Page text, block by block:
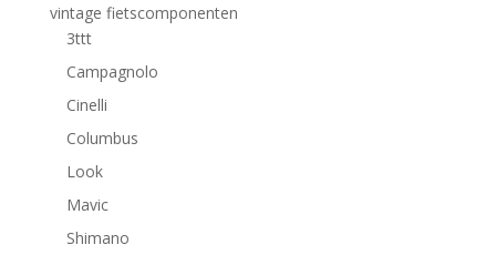
vintage fietscomponenten
3ttt
Campagnolo
Cinelli
Columbus
Look
Mavic
Shimano